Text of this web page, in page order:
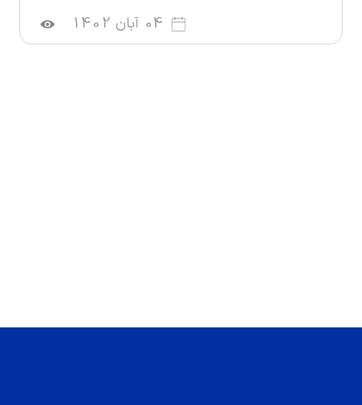
04 آبان 1402